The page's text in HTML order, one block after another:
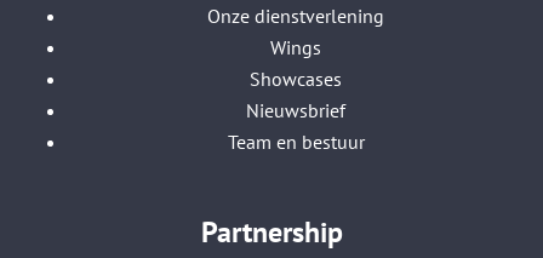
Onze dienstverlening
Wings
Showcases
Nieuwsbrief
Team en bestuur
Partnership